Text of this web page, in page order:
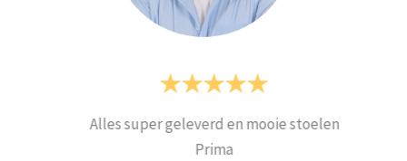
Alles super geleverd en mooie stoelen
Prima